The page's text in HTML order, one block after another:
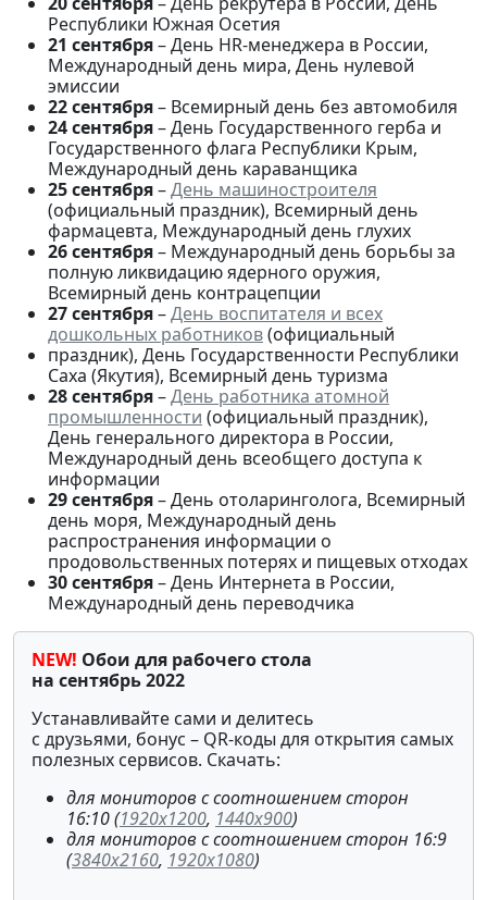
Республики Южная Осетия
21 сентября– День HR-менеджера в России,
Международный день мира, День нулевой
эмиссии
22 сентября– Всемирный день без автомобиля
24 сентября– День Государственного герба и
Государственного флага Республики Крым,
Международный день караванщика
25 сентября–День машиностроителя
(официальный праздник), Всемирный день
фармацевта, Международный день глухих
26 сентября– Международный день борьбы за
полную ликвидацию ядерного оружия,
Всемирный день контрацепции
27 сентября–День воспитателя и всех
дошкольных работников(официальный
праздник), День Государственности Республики
Саха (Якутия), Всемирный день туризма
28 сентября–День работника атомной
промышленности (официальный праздник),
День генерального директора в России,
Международный день всеобщего доступа к
информации
29 сентября– День отоларинголога, Всемирный
день моря, Международный день
распространения информации о
продовольственных потерях и пищевых отходах
30 сентября– День Интернета в России,
Международный день переводчика
NEW! Обои для рабочего стола
на сентябрь 2022
Устанавливайте сами и делитесь
с друзьями, бонус – QR-коды для открытия самых
полезных сервисов. Скачать:
для мониторов с соотношением сторон
16:10 (1920x1200, 1440x900)
для мониторов с соотношением сторон 16:9
(3840x2160, 1920x1080)